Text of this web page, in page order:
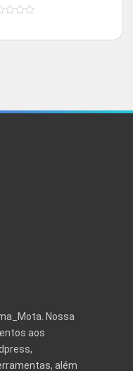
preço
Nossa
aos
além